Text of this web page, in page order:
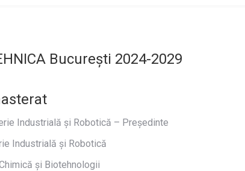
București 2024-2029
Industrială și Robotică – Președinte
Industrială și Robotică
și Biotehnologii